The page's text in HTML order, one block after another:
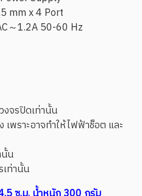
mm x 4 Port
～1.2A 50-60 Hz
งจรปิดเท่านั้น
พราะอาจทำให้ไฟฟ้าช็อต และ
นั้น
เท่านั้น